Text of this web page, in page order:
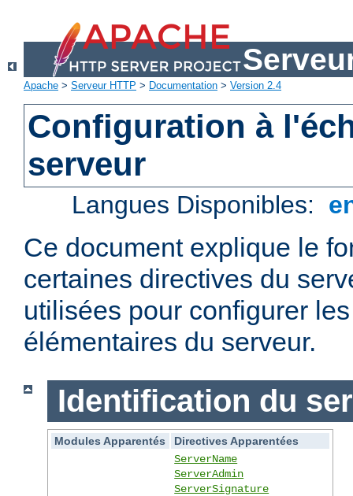
Apache > Serveur HTTP > Documentation > Version 2.4
Configuration à
serveur
Langues Disponibles:
Ce document explique le
certaines directives du
utilisées pour configurer
élémentaires du serveur.
Identification du
Modules Apparentés
Directives Apparentées
ServerName
ServerAdmin
ServerSignature